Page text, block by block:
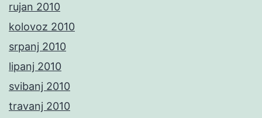
rujan 2010
kolovoz 2010
srpanj 2010
lipanj 2010
svibanj 2010
travanj 2010